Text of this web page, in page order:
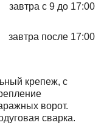
завтра с 9 до 17:00
завтра после 17:00
крепеж, с
ворот.
сварка.